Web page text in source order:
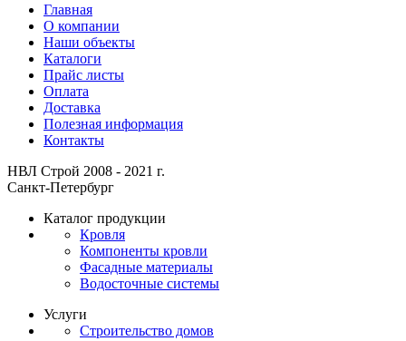
Главная
О компании
Наши объекты
Каталоги
Прайс листы
Оплата
Доставка
Полезная информация
Контакты
НВЛ Строй 2008 - 2021 г.
Санкт-Петербург
Каталог продукции
Кровля
Компоненты кровли
Фасадные материалы
Водосточные системы
Услуги
Строительство домов